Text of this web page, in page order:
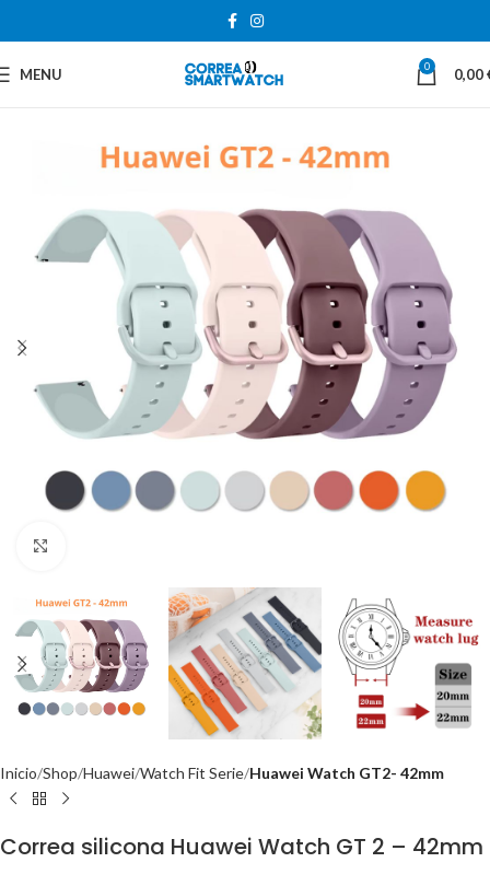
MENU 0 0,00
Inicio Shop Huawei Watch Fit Serie Huawei Watch GT2- 42mm
Correa silicona Huawei Watch GT 2 – 42mm